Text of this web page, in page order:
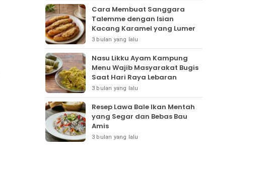
Cara Membuat Sanggara
Talemme dengan Isian
Kacang Karamel yang Lumer
3 bulan yang lalu
Nasu Likku Ayam Kampung
Menu Wajib Masyarakat Bugis
Saat Hari Raya Lebaran
3 bulan yang lalu
Resep Lawa Bale Ikan Mentah
yang Segar dan Bebas Bau
Amis
3 bulan yang lalu